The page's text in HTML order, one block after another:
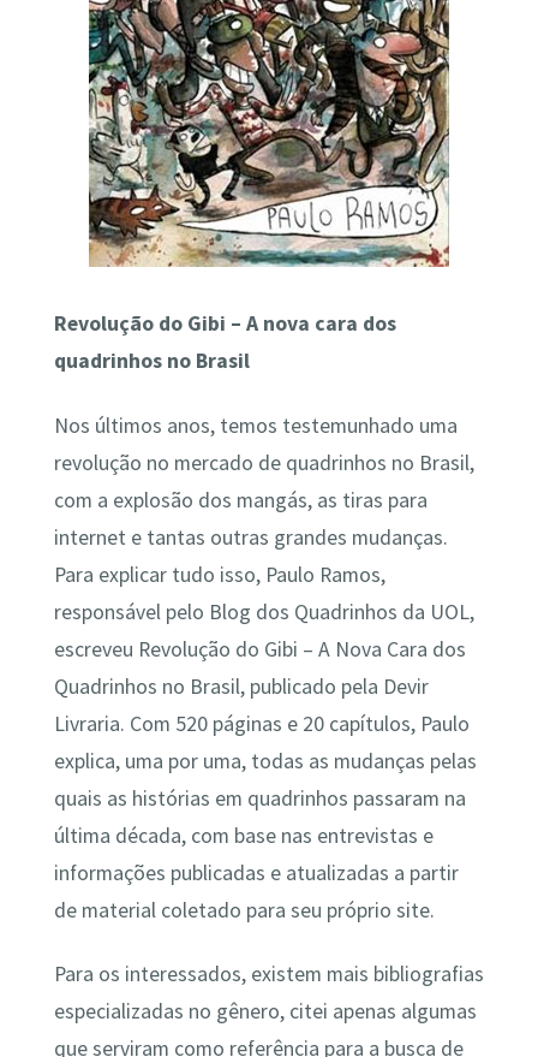
Revolução do Gibi – A nova cara dos
quadrinhos no Brasil
Nos últimos anos, temos testemunhado uma
revolução no mercado de quadrinhos no Brasil,
com a explosão dos mangás, as tiras para
internet e tantas outras grandes mudanças.
Para explicar tudo isso, Paulo Ramos,
responsável pelo Blog dos Quadrinhos da UOL,
escreveu Revolução do Gibi – A Nova Cara dos
Quadrinhos no Brasil, publicado pela Devir
Livraria. Com 520 páginas e 20 capítulos, Paulo
explica, uma por uma, todas as mudanças pelas
quais as histórias em quadrinhos passaram na
última década, com base nas entrevistas e
informações publicadas e atualizadas a partir
de material coletado para seu próprio site.
Para os interessados, existem mais bibliografias
especializadas no gênero, citei apenas algumas
que serviram como referência para a busca de